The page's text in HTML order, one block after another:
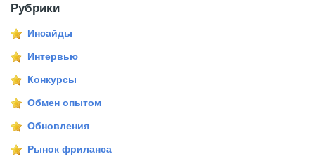
Рубрики
Инсайды
Интервью
Конкурсы
Обмен опытом
Обновления
Рынок фриланса